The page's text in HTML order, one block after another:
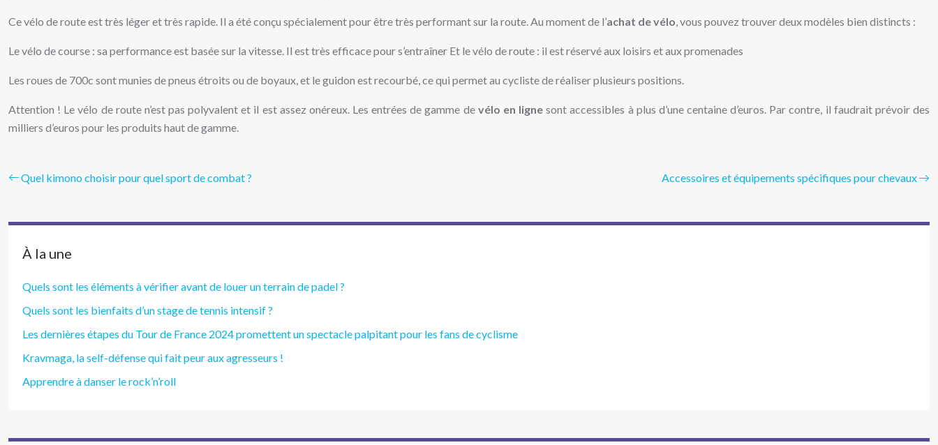
Ce vélo de route est très léger et très rapide. Il a été conçu spécialement pour être très performant sur la route. Au moment de l’achat de vélo, vous pouvez trouver deux modèles bien distincts :
Le vélo de course : sa performance est basée sur la vitesse. Il est très efficace pour s’entraîner Et le vélo de route : il est réservé aux loisirs et aux promenades
Les roues de 700c sont munies de pneus étroits ou de boyaux, et le guidon est recourbé, ce qui permet au cycliste de réaliser plusieurs positions.
Attention ! Le vélo de route n’est pas polyvalent et il est assez onéreux. Les entrées de gamme de vélo en ligne sont accessibles à plus d’une centaine d’euros. Par contre, il faudrait prévoir des
milliers d’euros pour les produits haut de gamme.
Quel kimono choisir pour quel sport de combat ? Accessoires et équipements spécifiques pour chevaux
À la une
Quels sont les éléments à vérifier avant de louer un terrain de padel ?
Quels sont les bienfaits d’un stage de tennis intensif ?
Les dernières étapes du Tour de France 2024 promettent un spectacle palpitant pour les fans de cyclisme
Kravmaga, la self-défense qui fait peur aux agresseurs !
Apprendre à danser le rock’n’roll